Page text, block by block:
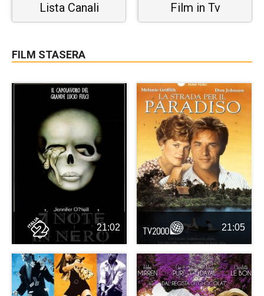
Lista Canali Film in Tv
FILM STASERA
21:02 21:05